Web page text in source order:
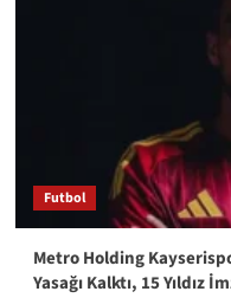
Futbol
Metro Holding
Yasağı Kalktı, 15 Yıldız